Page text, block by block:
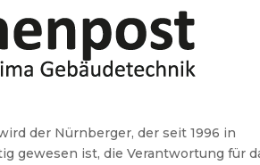
der Nürnberger, der seit 1996 in
gewesen ist, die Verantwortung für